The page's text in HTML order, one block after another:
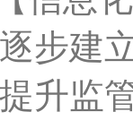
步建
升监